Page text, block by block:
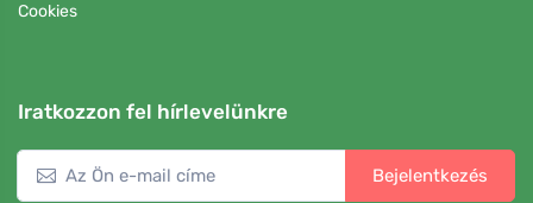
Cookies
Iratkozzon fel hírlevelünkre
Bejelentkezés